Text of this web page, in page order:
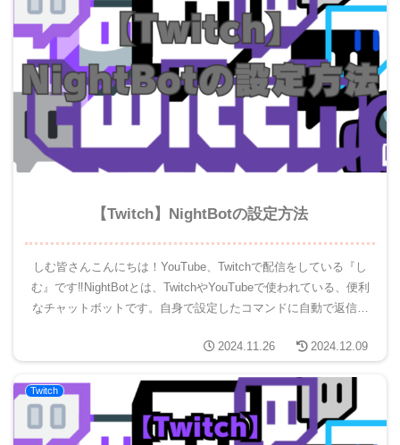
【Twitch】NightBotの設定方法
しむ皆さんこんにちは！YouTube、Twitchで配信をしている『し
む』です‼NightBotとは、TwitchやYouTubeで使われている、便利
なチャットボットです。自身で設定したコマンドに自動で返信を
2024.11.26
2024.12.09
Twitch